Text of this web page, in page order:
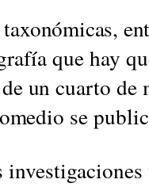
en
que hay
un cuarto
se